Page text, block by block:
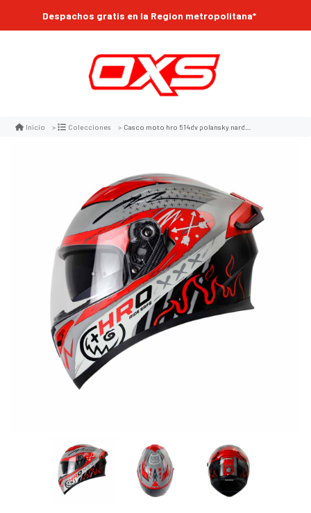
Despachos gratis en la Region metropolitana*
Inicio Colecciones Casco moto hro 514dv polansky nardo sl tr integral